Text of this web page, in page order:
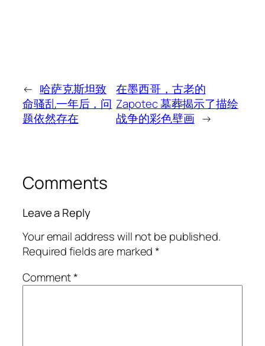
← 哈萨克斯坦致
命骚乱一年后，问
题依然存在
在墨西哥，古老的
Zapotec 墓葬揭示了描绘
战争的彩色壁画 →
Comments
Leave a Reply
Your email address will not be published.
Required fields are marked*
Comment*